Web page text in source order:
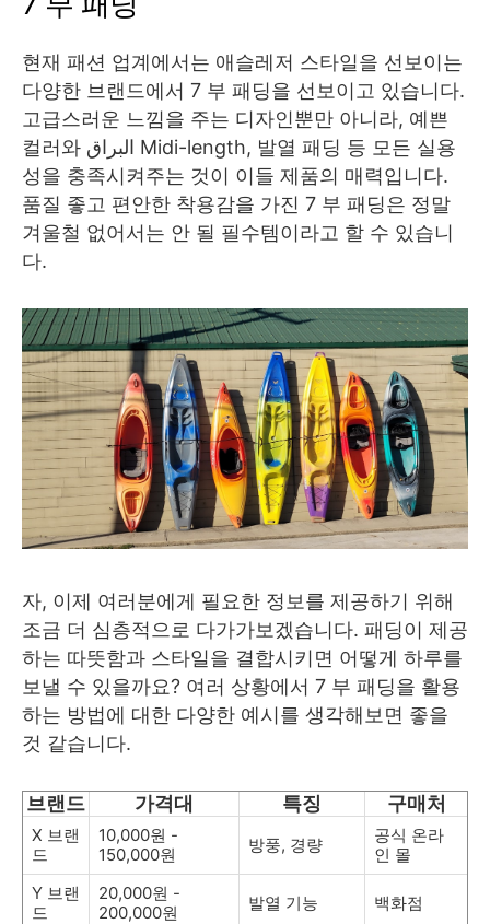
현재 패션 업계에서는 애슬레저 스타일을 선보이는
다양한 브랜드에서 7 부 패딩을 선보이고 있습니다.
고급스러운 느낌을 주는 디자인뿐만 아니라, 예쁜
컬러와 البراق Midi-length, 발열 패딩 등 모든 실용
성을 충족시켜주는 것이 이들 제품의 매력입니다.
품질 좋고 편안한 착용감을 가진 7 부 패딩은 정말
겨울철 없어서는 안 될 필수템이라고 할 수 있습니
다.
자, 이제 여러분에게 필요한 정보를 제공하기 위해
조금 더 심층적으로 다가가보겠습니다. 패딩이 제공
하는 따뜻함과 스타일을 결합시키면 어떻게 하루를
보낼 수 있을까요? 여러 상황에서 7 부 패딩을 활용
하는 방법에 대한 다양한 예시를 생각해보면 좋을
것 같습니다.
브랜드 가격대 특징 구매처
X 브랜
드
10,000원 -
150,000원
방풍, 경량
공식 온라
인 몰
Y 브랜
드
20,000원 -
200,000원
발열 기능 백화점